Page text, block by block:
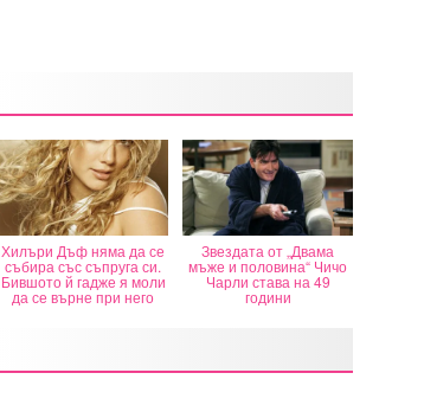
Хилъри Дъф няма да се
събира със съпруга си.
Бившото й гадже я моли
да се върне при него
Звездата от „Двама
мъже и половина“ Чичо
Чарли става на 49
години